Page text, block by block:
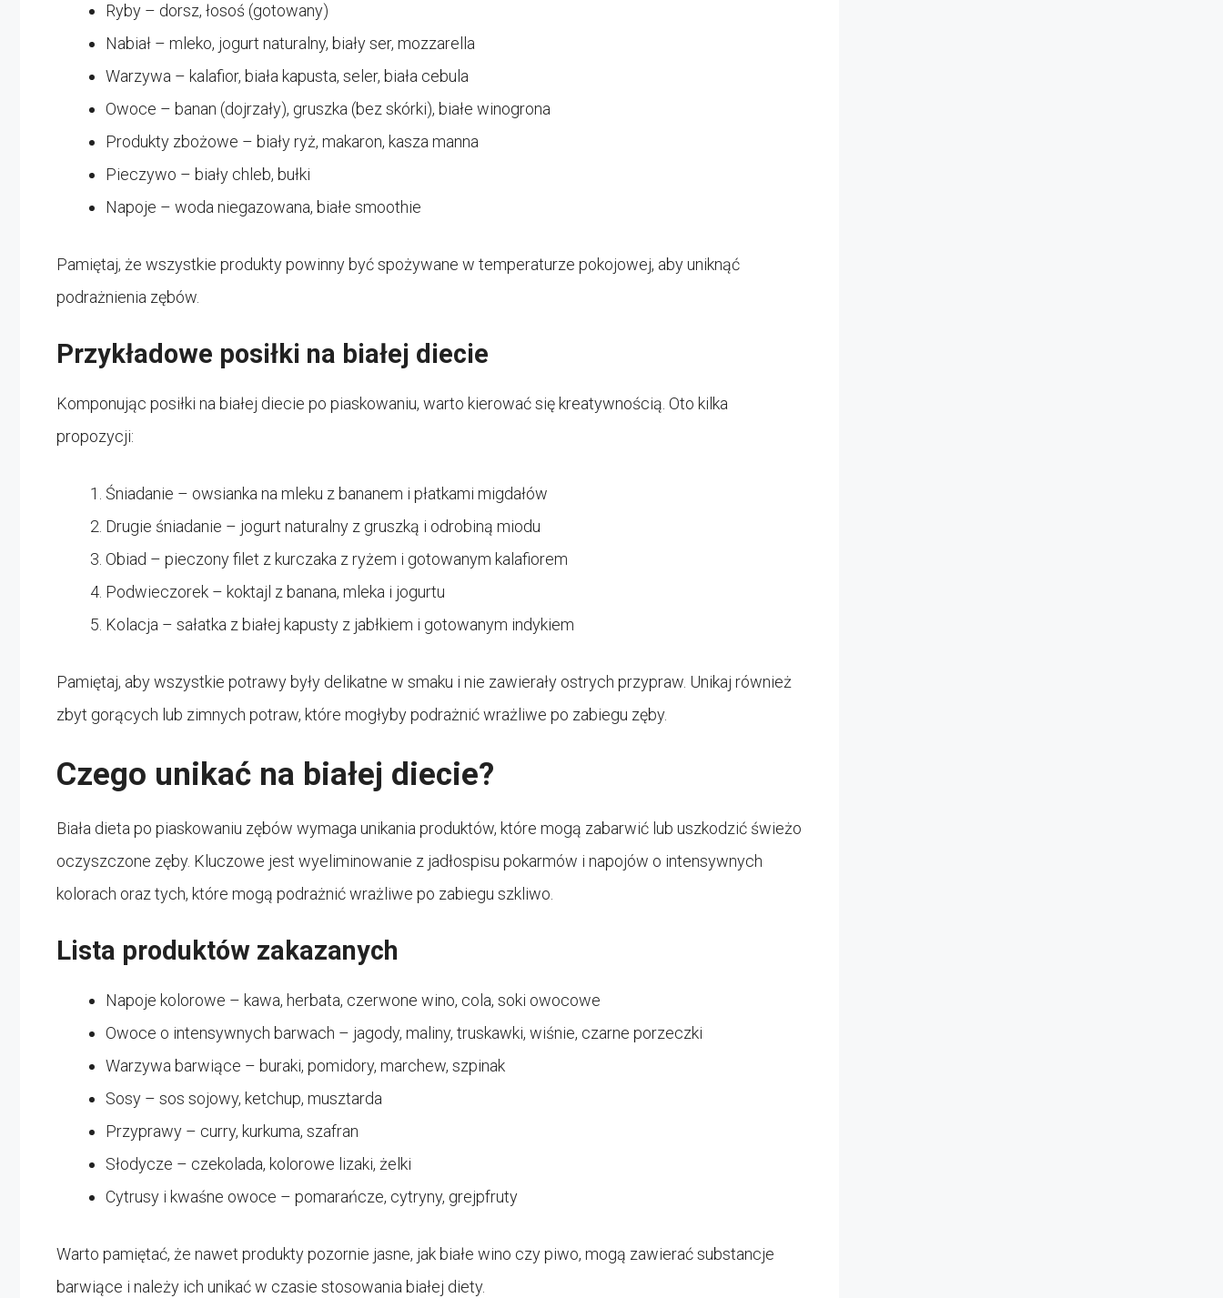
Ryby – dorsz, łosoś (gotowany)
Nabiał – mleko, jogurt naturalny, biały ser, mozzarella
Warzywa – kalafior, biała kapusta, seler, biała cebula
Owoce – banan (dojrzały), gruszka (bez skórki), białe winogrona
Produkty zbożowe – biały ryż, makaron, kasza manna
Pieczywo – biały chleb, bułki
Napoje – woda niegazowana, białe smoothie
Pamiętaj, że wszystkie produkty powinny być spożywane w temperaturze pokojowej, aby uniknąć
podrażnienia zębów.
Przykładowe posiłki na białej diecie
Komponując posiłki na białej diecie po piaskowaniu, warto kierować się kreatywnością. Oto kilka
propozycji:
Śniadanie – owsianka na mleku z bananem i płatkami migdałów
Drugie śniadanie – jogurt naturalny z gruszką i odrobiną miodu
Obiad – pieczony filet z kurczaka z ryżem i gotowanym kalafiorem
Podwieczorek – koktajl z banana, mleka i jogurtu
Kolacja – sałatka z białej kapusty z jabłkiem i gotowanym indykiem
Pamiętaj, aby wszystkie potrawy były delikatne w smaku i nie zawierały ostrych przypraw. Unikaj również
zbyt gorących lub zimnych potraw, które mogłyby podrażnić wrażliwe po zabiegu zęby.
Czego unikać na białej diecie?
Biała dieta po piaskowaniu zębów wymaga unikania produktów, które mogą zabarwić lub uszkodzić świeżo
oczyszczone zęby. Kluczowe jest wyeliminowanie z jadłospisu pokarmów i napojów o intensywnych
kolorach oraz tych, które mogą podrażnić wrażliwe po zabiegu szkliwo.
Lista produktów zakazanych
Napoje kolorowe – kawa, herbata, czerwone wino, cola, soki owocowe
Owoce o intensywnych barwach – jagody, maliny, truskawki, wiśnie, czarne porzeczki
Warzywa barwiące – buraki, pomidory, marchew, szpinak
Sosy – sos sojowy, ketchup, musztarda
Przyprawy – curry, kurkuma, szafran
Słodycze – czekolada, kolorowe lizaki, żelki
Cytrusy i kwaśne owoce – pomarańcze, cytryny, grejpfruty
Warto pamiętać, że nawet produkty pozornie jasne, jak białe wino czy piwo, mogą zawierać substancje
barwiące i należy ich unikać w czasie stosowania białej diety.